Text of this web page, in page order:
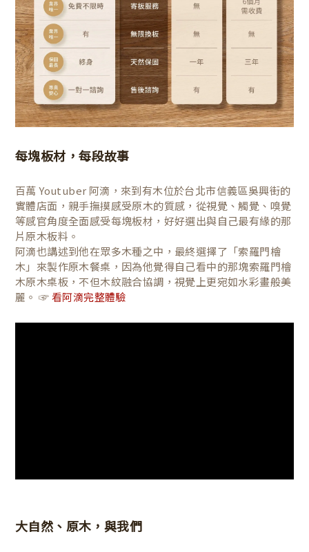
每塊板材，每段故事
百萬 Youtuber 阿滴，來到有木位於台北市信義區吳興街的
實體店面，親手撫摸感受原木的質感，從視覺、觸覺、嗅覺
等感官角度全面感受每塊板材，好好選出與自己最有緣的那
片原木板料。
阿滴也講述到他在眾多木種之中，最終選擇了「索羅門檜
木」來製作原木餐桌，因為他覺得自己看中的那塊索羅門檜
木原木桌板，不但木紋融合協調，視覺上更宛如水彩畫般美
麗。 ☞ 看阿滴完整體驗
大自然、原木，與我們